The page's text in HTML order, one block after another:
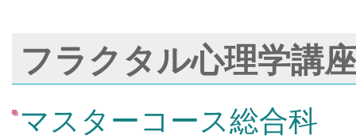
フラクタル心理学講
マスターコース総合科